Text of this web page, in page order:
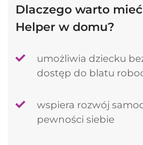
Dlaczego warto
Helper w domu?
umożliwia dziecku
dostęp do blatu
wspiera rozwój
pewności siebie